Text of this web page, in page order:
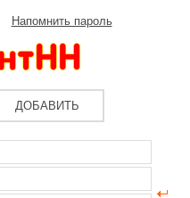
Напомнить пароль
ДОБАВИТЬ